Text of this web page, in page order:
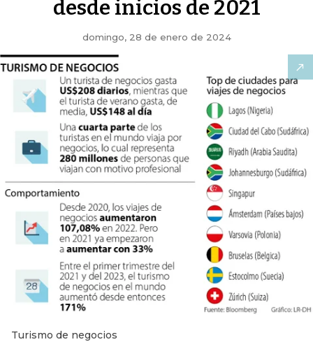
desde inicios de 2021
domingo, 28 de enero de 2024
Turismo de negocios